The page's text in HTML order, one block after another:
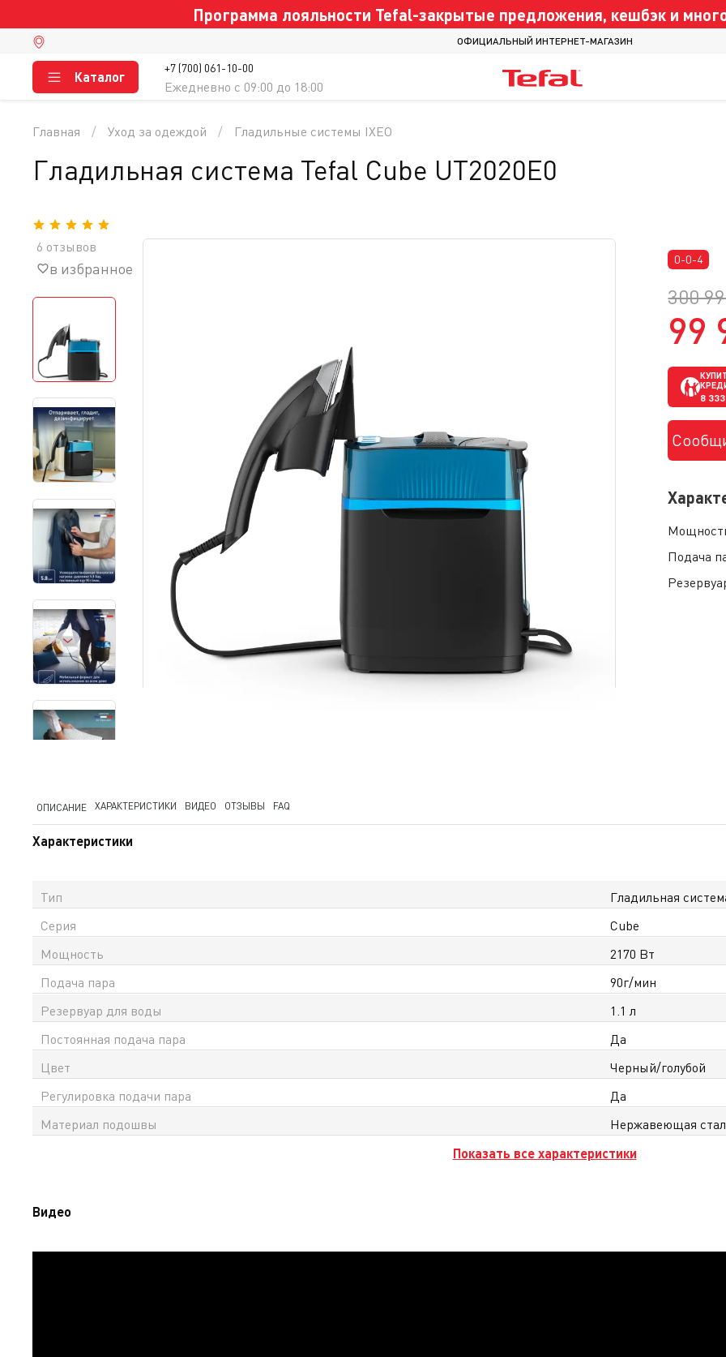
Программа лояльности Tefal-закрытые предложения, кешбэк и
ОФИЦИАЛЬНЫЙ ИНТЕРНЕТ-МАГАЗИН
+7 (700) 061-10-00
Ежедневно c 09:00 до 18:00
Каталог
0-0-4
300
99
8 333
Подача
Главная Уход за одеждой Гладильные системы IXEO
Гладильная система Tefal Сube UT2020E0
6 отзывов
в избранное
ОПИСАНИЕ ХАРАКТЕРИСТИКИ ВИДЕО ОТЗЫВЫ FAQ
Характеристики
Тип
Гладильная
Серия
Cube
Мощность
2170 Вт
Подача пара
90г/мин
Резервуар для воды
1.1 л
Постоянная подача пара
Да
Цвет
Черный/голубой
Регулировка подачи пара
Да
Материал подошвы
Нержавеющая
Показать все характеристики
Видео